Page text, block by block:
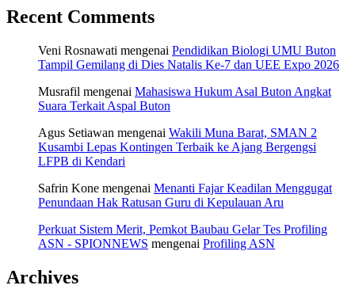
Recent Comments
Veni Rosnawati mengenai Pendidikan Biologi UMU Buton
Tampil Gemilang di Dies Natalis Ke-7 dan UEE Expo 2026
Musrafil mengenai Mahasiswa Hukum Asal Buton Angkat
Suara Terkait Aspal Buton
Agus Setiawan mengenai Wakili Muna Barat, SMAN 2
Kusambi Lepas Kontingen Terbaik ke Ajang Bergengsi
LFPB di Kendari
Safrin Kone mengenai Menanti Fajar Keadilan Menggugat
Penundaan Hak Ratusan Guru di Kepulauan Aru
Perkuat Sistem Merit, Pemkot Baubau Gelar Tes Profiling
ASN - SPIONNEWS mengenai Profiling ASN
Archives